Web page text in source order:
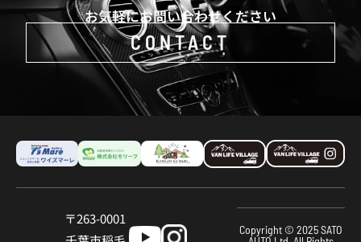
お気軽にお問い合わせください
CONTACT
〒263-0001
Copyright © 2025 SATO